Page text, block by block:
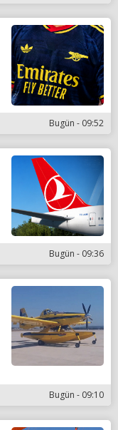
Bugün - 09:52
Bugün - 09:36
Bugün - 09:10